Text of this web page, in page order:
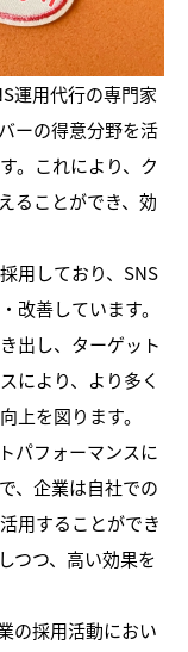
運用代行の専門家
ーの得意分野を活
。これにより、ク
ることができ、効
用しており、SNS
改善しています。
出し、ターゲット
により、より多く
上を図ります。
パフォーマンスに
、企業は自社での
用することができ
つつ、高い効果を
の採用活動におい